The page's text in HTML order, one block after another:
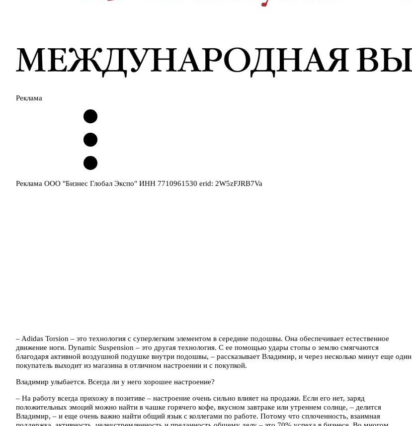
Реклама
Реклама ООО "Бизнес Глобал Экспо" ИНН 7710961530 erid: 2W5zFJRB7Va
– Adidas Torsion – это технология с суперлегким элементом в середине подошвы. Она обеспечивает естественное
движение ноги. Dynamic Suspension – это другая технология. С ее помощью удары стопы о землю смягчаются
благодаря активной воздушной подушке внутри подошвы, – рассказывает Владимир, и через несколько минут еще один
покупатель выходит из магазина в отличном настроении и с покупкой.
Владимир улыбается. Всегда ли у него хорошее настроение?
– На работу всегда прихожу в позитиве – настроение очень сильно влияет на продажи. Если его нет, заряд
положительных эмоций можно найти в чашке горячего кофе, вкусном завтраке или утреннем солнце, – делится
Владимир, – и еще очень важно найти общий язык с коллегами по работе. Потому что сплоченность, взаимная